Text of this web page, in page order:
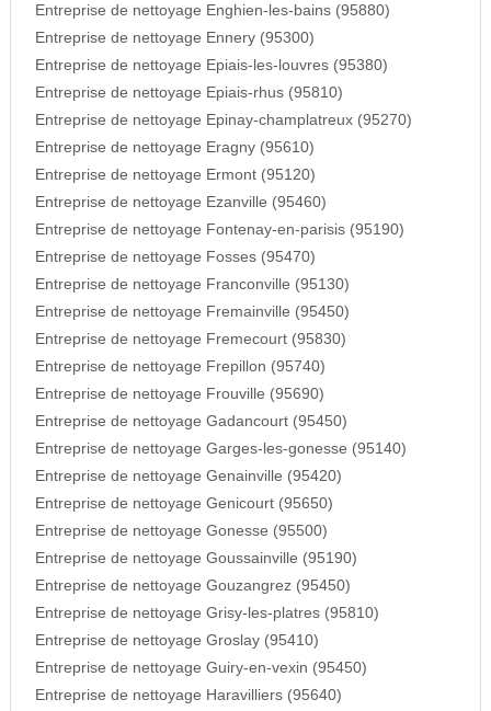
Entreprise de nettoyage Enghien-les-bains (95880)
Entreprise de nettoyage Ennery (95300)
Entreprise de nettoyage Epiais-les-louvres (95380)
Entreprise de nettoyage Epiais-rhus (95810)
Entreprise de nettoyage Epinay-champlatreux (95270)
Entreprise de nettoyage Eragny (95610)
Entreprise de nettoyage Ermont (95120)
Entreprise de nettoyage Ezanville (95460)
Entreprise de nettoyage Fontenay-en-parisis (95190)
Entreprise de nettoyage Fosses (95470)
Entreprise de nettoyage Franconville (95130)
Entreprise de nettoyage Fremainville (95450)
Entreprise de nettoyage Fremecourt (95830)
Entreprise de nettoyage Frepillon (95740)
Entreprise de nettoyage Frouville (95690)
Entreprise de nettoyage Gadancourt (95450)
Entreprise de nettoyage Garges-les-gonesse (95140)
Entreprise de nettoyage Genainville (95420)
Entreprise de nettoyage Genicourt (95650)
Entreprise de nettoyage Gonesse (95500)
Entreprise de nettoyage Goussainville (95190)
Entreprise de nettoyage Gouzangrez (95450)
Entreprise de nettoyage Grisy-les-platres (95810)
Entreprise de nettoyage Groslay (95410)
Entreprise de nettoyage Guiry-en-vexin (95450)
Entreprise de nettoyage Haravilliers (95640)